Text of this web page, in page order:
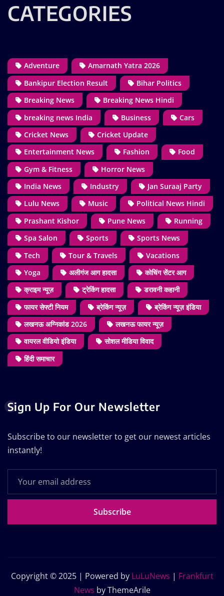
CATEGORIES
Adventure
Amarnath Yatra 2026
Bankipur Election Result
Bihar Politics
Breaking News
Breaking News Hindi
breaking news India
Business
Cars
Cricket News
Cricket Update
Entertainment News
Fashion
Food
Gym & Fitness
Horror News
India News
Industry
Jan Suraaj Party
Lulu News
Music
Political News Hindi
Prashant Kishor
Pune News
Running
Spa Salon
Sports
Sports News
Tech
Tour & Travels
Vacations
Yoga
अलीगंज आग हादसा
कोचिंग सेंटर आग
क्राइम न्यूज़
ट्रेकिंग हादसा
डरावनी कहानी
फायर सेफ्टी नियम
ब्रेकिंग न्यूज़
ब्रेकिंग न्यूज़ इंडिया
लखनऊ अग्निकांड 2026
लखनऊ फायर न्यूज़
वायरल वीडियो इंडिया
सोशल मीडिया विवाद
हिंदी समाचार
Sign Up For Our Newsletter
Subscribe to our newsletter to get our newest articles
instantly!
Subscribe
Copyright © 2025 | Powered by LuLuNews | Frankfurt
News by ThemeArile